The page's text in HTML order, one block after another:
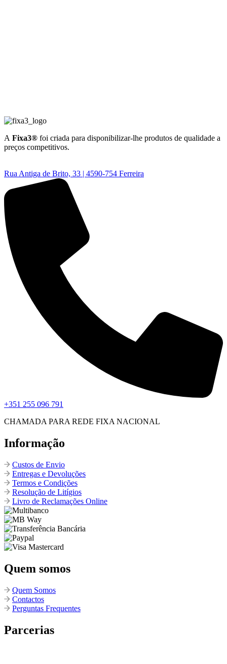
A Fixa3® foi criada para disponibilizar-lhe produtos de qualidade a
preços competitivos.
Rua Antiga de Brito, 33 | 4590-754 Ferreira
+351 255 096 791
CHAMADA PARA REDE FIXA NACIONAL
Informação
Custos de Envio
Entregas e Devoluções
Termos e Condições
Resolução de Litígios
Livro de Reclamações Online
Quem somos
Quem Somos
Contactos
Perguntas Frequentes
Parcerias